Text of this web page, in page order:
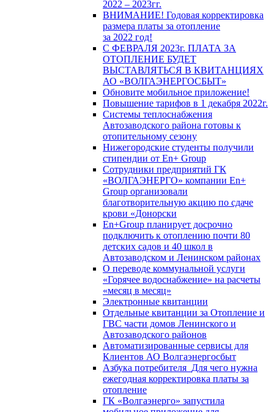
2022 – 2023гг.
ВНИМАНИЕ! Годовая корректировка
размера платы за отопление
за 2022 год!
С ФЕВРАЛЯ 2023г. ПЛАТА ЗА
ОТОПЛЕНИЕ БУДЕТ
ВЫСТАВЛЯТЬСЯ В КВИТАНЦИЯХ
АО «ВОЛГАЭНЕРГОСБЫТ»
Обновите мобильное приложение!
Повышение тарифов в 1 декабря 2022г.
Системы теплоснабжения
Автозаводского района готовы к
отопительному сезону
Нижегородские студенты получили
стипендии от En+ Group
Сотрудники предприятий ГК
«ВОЛГАЭНЕРГО» компании En+
Group организовали
благотворительную акцию по сдаче
крови «Донорски
En+Group планирует досрочно
подключить к отоплению почти 80
детских садов и 40 школ в
Автозаводском и Ленинском районах
О переводе коммунальной услуги
«Горячее водоснабжение» на расчеты
«месяц в месяц»
Электронные квитанции
Отдельные квитанции за Отопление и
ГВС части домов Ленинского и
Автозаводского районов
Автоматизированные сервисы для
Клиентов АО Волгаэнергосбыт
Азбука потребителя_Для чего нужна
ежегодная корректировка платы за
отопление
ГК «Волгаэнерго» запустила